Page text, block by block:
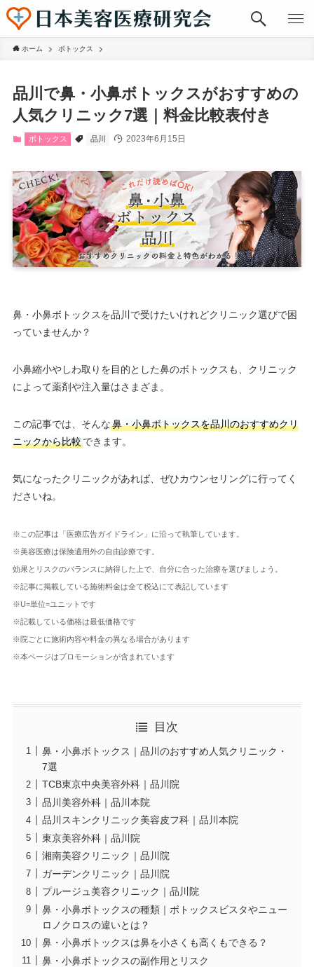
ホーム ボトックス
品川で鼻・小鼻ボトックスがおすすめの
人気クリニック7選｜料金比較表付き
ボトックス 品川 2023年6月15日
鼻・小鼻ボトックスを品川で受けたいけれどクリニック選びで困
っていませんか？
小鼻縮小やしわ取りを目的とした鼻のボトックスも、クリニック
によって薬剤や注入量はさまざま。
この記事では、そんな鼻・小鼻ボトックスを品川のおすすめクリ
ニックから比較できます。
気になったクリニックがあれば、ぜひカウンセリングに行ってく
ださいね。
※この記事は「医療広告ガイドライン」に沿って執筆しています。
※美容医療は保険適用外の自由診療です。
効果とリスクのバランスに納得した上で、自分に合った治療を選びましょう。
※記事に掲載している施術料金は全て税込にて表記しています
※U=単位=ユニットです
※記載している価格は最低価格です
※院ごとに施術内容や料金の異なる場合があります
※本ページはプロモーションが含まれています
目次
鼻・小鼻ボトックス｜品川のおすすめ人気クリニック・
7選
TCB東京中央美容外科｜品川院
品川美容外科｜品川本院
品川スキンクリニック美容皮フ科｜品川本院
東京美容外科｜品川院
湘南美容クリニック｜品川院
ガーデンクリニック｜品川院
プルージュ美容クリニック｜品川院
鼻・小鼻ボトックスの種類｜ボトックスビスタやニュー
ロノクロスの違いとは？
鼻・小鼻ボトックスは鼻を小さくも高くもできる？
鼻・小鼻ボトックスの副作用とリスク